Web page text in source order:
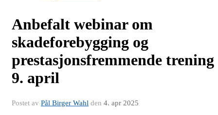
Anbefalt webinar om
skadeforebygging og
prestasjonsfremmende trening
9. april
Postet av Pål Birger Wahl den 4. apr 2025